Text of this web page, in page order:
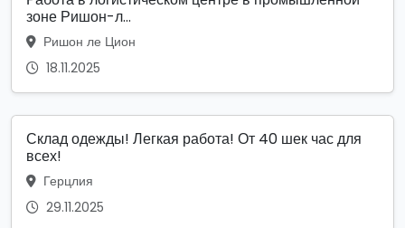
зоне Ришон-л...
Ришон ле Цион
18.11.2025
Склад одежды! Легкая работа! От 40 шек час для
всех!
Герцлия
29.11.2025